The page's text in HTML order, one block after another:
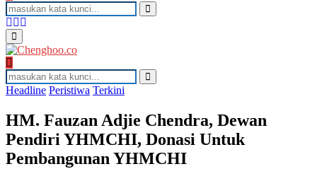
Search
for:
Search
Facebook
Twitter
Primary
Menu
Search
for:
Search
Headline Peristiwa Terkini
HM. Fauzan Adjie Chendra, Dewan
Pendiri YHMCHI, Donasi Untuk
Pembangunan YHMCHI